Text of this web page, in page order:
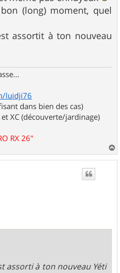
(long) moment, quel
assortit à ton nouveau
luidji76
dans bien des cas)
XC (découverte/jardinage)
RX 26"
a
assorti à ton nouveau Yéti